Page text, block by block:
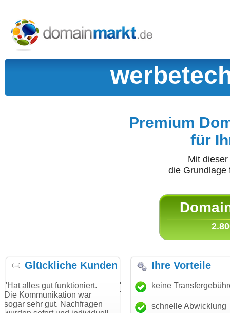
Premium
für
Mit
die
Glückliche Kunden
funktioniert.
war
Nachfragen
"Danke für den schnellen
Transfer und guten Service!"
Thomas Schäfer
"Ich bin
haben. Die
Ihre Vorteile
keine
schnelle Abwicklung